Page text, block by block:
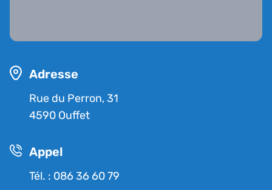
Adresse
Rue du Perron, 31
4590 Ouffet
Appel
Tél. : 086 36 60 79